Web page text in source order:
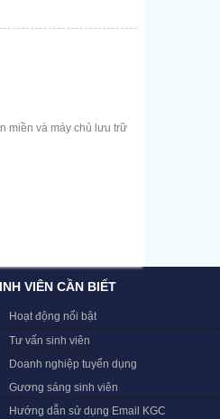
miền và máy chủ lưu trữ
VIÊN CẦN BIẾT
Hoạt động nổi bật
Tư vấn sinh viên
Doanh nghiệp tuyển dụng
Gương sáng sinh viên
Hướng dẫn sử dụng Email KGC